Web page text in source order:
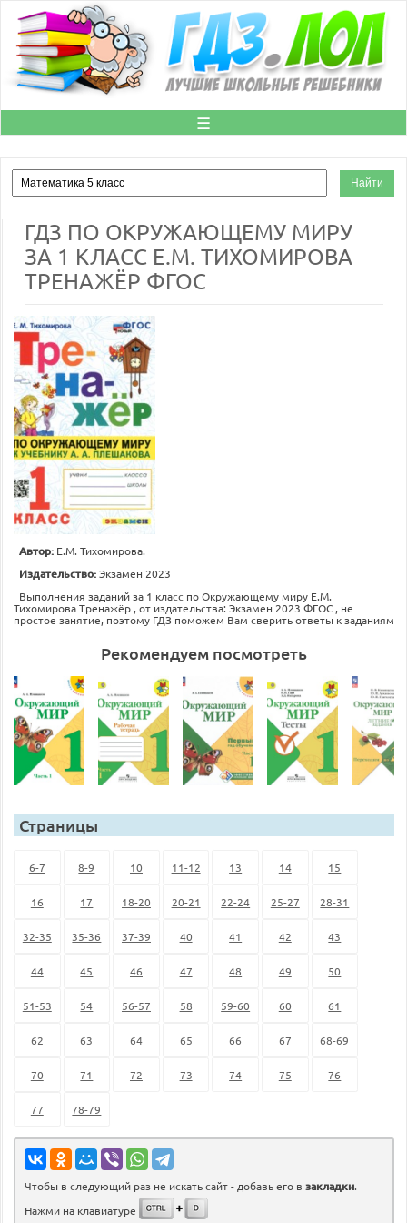
☰
ГДЗ ПО ОКРУЖАЮЩЕМУ МИРУ
ЗА 1 КЛАСС Е.М. ТИХОМИРОВА
ТРЕНАЖЁР ФГОС
Автор: Е.М. Тихомирова.
Издательство:Экзамен 2023
Выполнения заданий за 1 класс по Окружающему миру Е.М.
Тихомирова Тренажёр , от издательства: Экзамен 2023 ФГОС , не
простое занятие, поэтому ГДЗ поможем Вам сверить ответы к заданиям
Рекомендуем посмотреть
Страницы
6-7 8-9 10 11-12 13 14 15
16 17 18-20 20-21 22-24 25-27 28-31
32-35 35-36 37-39 40 41 42 43
44 45 46 47 48 49 50
51-53 54 56-57 58 59-60 60 61
62 63 64 65 66 67 68-69
70 71 72 73 74 75 76
77 78-79
Чтобы в следующий раз не искать сайт - добавь его в закладки.
Нажми на клавиатуре